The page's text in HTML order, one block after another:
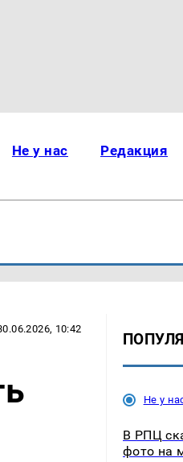
Не у нас Редакция
10:42
Не у
В РПЦ
фото на